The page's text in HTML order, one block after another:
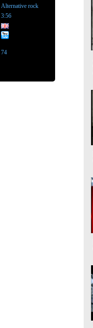
Alternative rock
3:56
74